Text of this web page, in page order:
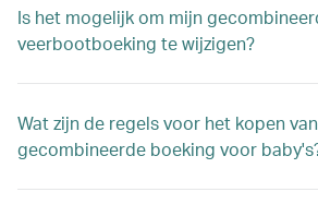
Is het mogelijk om mijn
veerbootboeking te wijzigen?
Wat zijn de regels voor het kopen
gecombineerde boeking voor